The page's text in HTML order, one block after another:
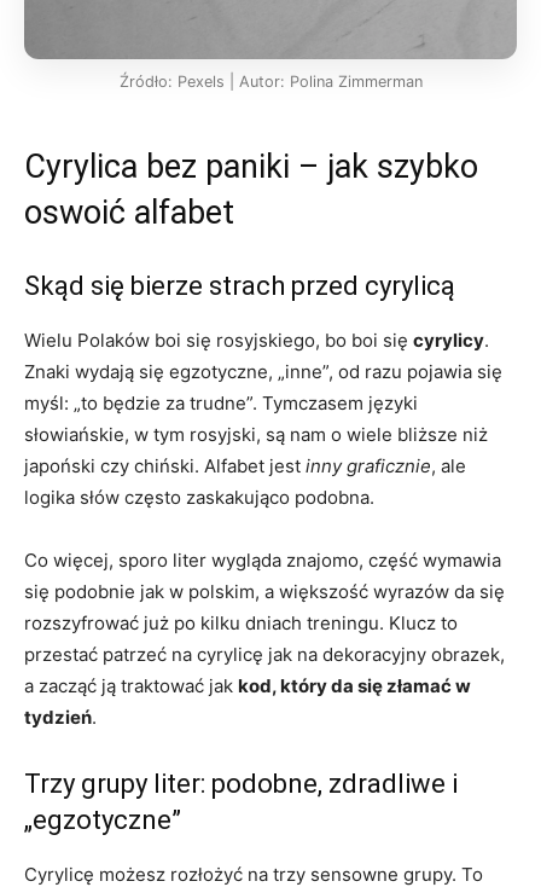
Źródło: Pexels | Autor: Polina Zimmerman
Cyrylica bez paniki – jak szybko
oswoić alfabet
Skąd się bierze strach przed cyrylicą
Wielu Polaków boi się rosyjskiego, bo boi się cyrylicy.
Znaki wydają się egzotyczne, „inne”, od razu pojawia się
myśl: „to będzie za trudne”. Tymczasem języki
słowiańskie, w tym rosyjski, są nam o wiele bliższe niż
japoński czy chiński. Alfabet jest inny graficznie, ale
logika słów często zaskakująco podobna.
Co więcej, sporo liter wygląda znajomo, część wymawia
się podobnie jak w polskim, a większość wyrazów da się
rozszyfrować już po kilku dniach treningu. Klucz to
przestać patrzeć na cyrylicę jak na dekoracyjny obrazek,
a zacząć ją traktować jak kod, który da się złamać w
tydzień.
Trzy grupy liter: podobne, zdradliwe i
„egzotyczne”
Cyrylicę możesz rozłożyć na trzy sensowne grupy. To